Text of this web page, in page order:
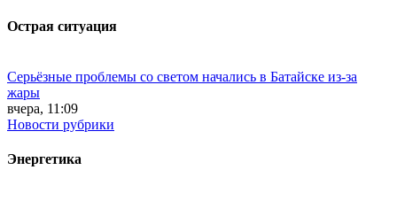
Острая ситуация
Серьёзные проблемы со светом начались в Батайске из-за
жары
вчера, 11:09
Новости рубрики
Энергетика